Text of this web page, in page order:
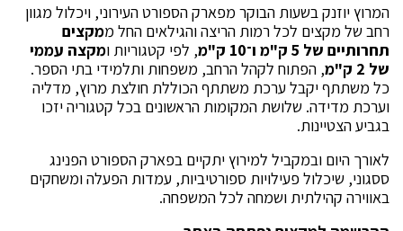
המרוץ יוזנק בשעות הבוקר מפארק הספורט העירוני, ויכלול מגוון
רחב של מקצים לכל רמות הריצה והגילאים החל ממקצים
תחרותיים של 5 ק"מ ו־10 ק"מ
, לפי קטגוריות ומקצה עממי
של 2 ק"מ
, הפתוח לקהל הרחב, משפחות ותלמידי בתי הספר.
כל משתתף יקבל ערכת משתתף הכוללת חולצת מרוץ, מדליה
וערכת מדידה. שלושת המקומות הראשונים בכל קטגוריה יזכו
בגביע הצטיינות.
לאורך היום ובמקביל למירוץ יתקיים בפארק הספורט הפנינג
ססגוני, שיכלול פעילויות ספורטיביות, עמדות הפעלה ומשחקים
באווירה קהילתית ושמחה לכל המשפחה.